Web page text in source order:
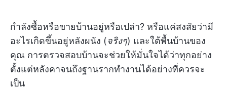
กำลังซื้อหรือขายบ้านอยู่หรือเปล่า? หรือแค่สงสัยว่ามี
อะไรเกิดขึ้นอยู่หลังผนัง (จริงๆ) และใต้พื้นบ้านของ
คุณ การตรวจสอบบ้านจะช่วยให้มั่นใจได้ว่าทุกอย่าง
ตั้งแต่หลังคาจนถึงฐานรากทำงานได้อย่างที่ควรจะ
เป็น